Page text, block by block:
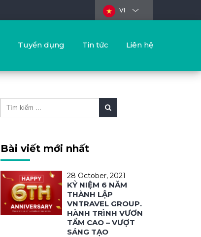
VI
Tuyển dụng Tin tức Liên hệ
Bài viết mới nhất
28 October, 2021
KỶ NIỆM 6 NĂM
THÀNH LẬP
VNTRAVEL GROUP.
HÀNH TRÌNH VƯƠN
TẦM CAO – VƯỢT
SÁNG TẠO